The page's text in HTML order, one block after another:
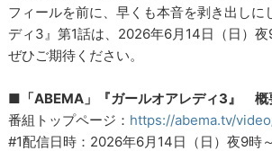
フィールを前に、早くも本音を剥き出しに
ディ3』第1話は、2026年6月14日（日）夜
ぜひご期待ください。
■「ABEMA」『ガールオアレディ3』 概
番組トップページ： https://abema.tv/
#1配信日時：2026年6月14日（日）夜9時～